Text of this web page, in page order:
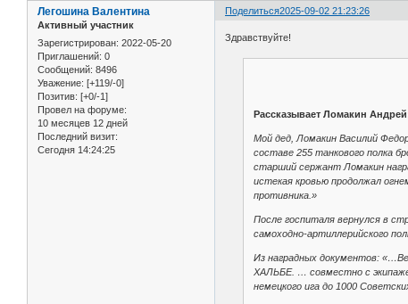
Поделиться2025-09-02 21:23:26
Легошина Валентина
Активный участник
Зарегистрирован: 2022-05-20
Приглашений: 0
Сообщений: 8496
Уважение: [+119/-0]
Позитив: [+0/-1]
Провел на форуме:
10 месяцев 12 дней
Последний визит:
Сегодня 14:24:25
Здравствуйте!
Рассказывает Ломакин
Мой дед, Ломакин Василий
составе 255 танкового полка
старший сержант Ломакин
истекая кровью продолжал
противника.»
После госпиталя вернулся в
самоходно-артиллерийского
Из наградных документов:
ХАЛЬБЕ. … совместно с
немецкого ига до 1000